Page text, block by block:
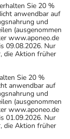
Sie 20 %
anwendbar auf
und
(ausgenommen
www.aponeo.de
09.08.2026. Nur
die Aktion früher
Sie 20 %
anwendbar auf
und
(ausgenommen
www.aponeo.de
01.09.2026. Nur
die Aktion früher